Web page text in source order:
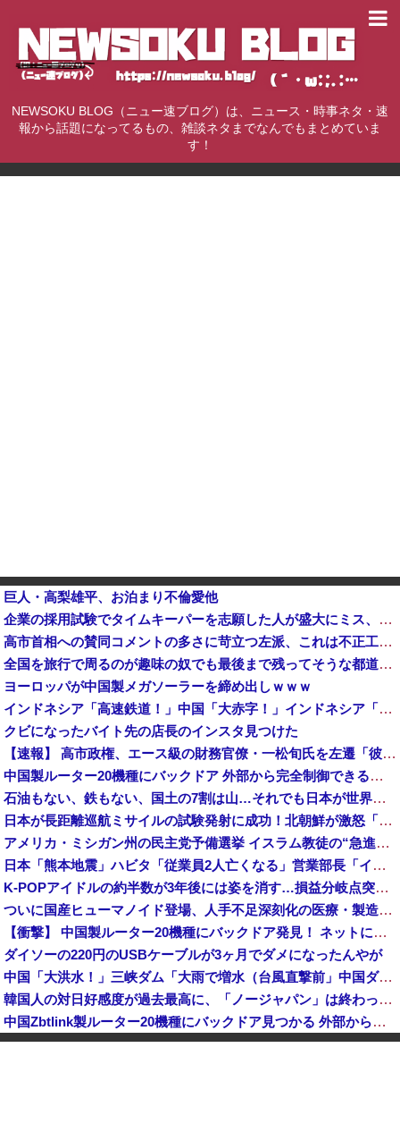
NEWSOKU BLOG（ニュー速ブログ）は、ニュース・時事ネタ・速
報から話題になってるもの、雑談ネタまでなんでもまとめていま
す！
巨人・高梨雄平、お泊まり不倫愛他
企業の採用試験でタイムキーパーを志願した人が盛大にミス、グループは険悪になりタイムアップとなったが…
高市首相への賛同コメントの多さに苛立つ左派、これは不正工作に違いない！と確信してしまった結果……
全国を旅行で周るのが趣味の奴でも最後まで残ってそうな都道府県
ヨーロッパが中国製メガソーラーを締め出しｗｗｗ
インドネシア「高速鉄道！」中国「大赤字！」インドネシア「運営会社の株式購入！（負債対策」中国「はい（巨額負債」インドネシア「700km延伸計画！（実質中止」→
クビになったバイト先の店長のインスタ見つけた
【速報】 高市政権、エース級の財務官僚・一松旬氏を左遷「彼は協力的でなかった」財務省の言いなりではないことが判明
中国製ルーター20機種にバックドア 外部から完全制御できる機能が仕込まれていた
石油もない、鉄もない、国土の7割は山…それでも日本が世界屈指の経済大国になれた「勤勉さ」以外の勝因！
日本が長距離巡航ミサイルの試験発射に成功！北朝鮮が激怒「日本が戦争国家になろうとしている」「絶対に傍観しない、必ず後悔させる」
アメリカ・ミシガン州の民主党予備選挙 イスラム教徒の“急進左派”候補が勝利確実に⋯トランプ氏は批判
日本「熊本地震」ハビタ「従業員2人亡くなる」営業部長「イオンのスタッフに制止されなかった」日本「部長が連絡後の店員行動を証言（謎」イオン「再入館可能の事実ない」→
K-POPアイドルの約半数が3年後には姿を消す…損益分岐点突破は4％未満
ついに国産ヒューマノイド登場、人手不足深刻化の医療・製造現場などでの活用想定！
【衝撃】 中国製ルーター20機種にバックドア発見！ ネットに繋ぐだけで35秒ごとに中国のサーバーと通信
ダイソーの220円のUSBケーブルが3ヶ月でダメになったんやが
中国「大洪水！」三峡ダム「大雨で増水（台風直撃前」中国ダム「緊急放流！」中国鉄道「列車が走行中に流される」中国避難所「支援物資は有料です」謎の勢力「え」→
韓国人の対日好感度が過去最高に、「ノージャパン」は終わった？＝ネット「中国より100倍いい」
中国Zbtlink製ルーター20機種にバックドア見つかる 外部から完全制御のおそれ
中国企業Zbtlink製のルーター20機種にバックドア… 外部から完全制御のおそれ